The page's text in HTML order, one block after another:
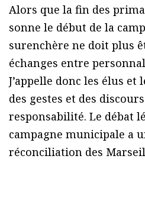
Alors que la fin des
sonne le début de la
surenchère ne doit plus
échanges entre
J’appelle donc les élus
des gestes et des
responsabilité. Le débat
campagne municipale a
réconciliation des